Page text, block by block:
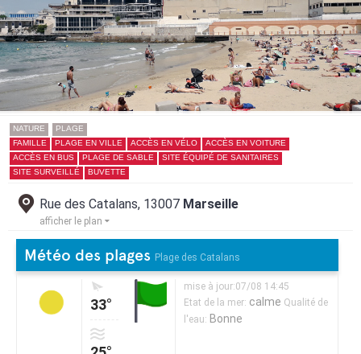
NATURE
PLAGE
FAMILLE
PLAGE EN VILLE ACCÈS EN VÉLO
ACCÈS EN VOITURE
ACCÈS EN BUS
PLAGE DE SABLE
SITE ÉQUIPÉ DE SANITAIRES
SITE SURVEILLÉ
BUVETTE
Rue des Catalans, 13007 Marseille
afficher le plan
Météo des plages Plage des Catalans
33°
mise à jour:07/08 14:45
Etat de la mer: calme Qualité de
l'eau: Bonne